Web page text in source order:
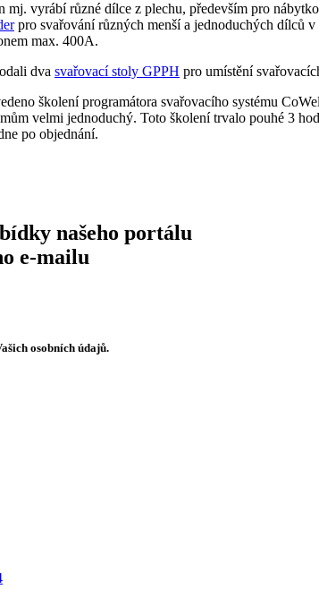
vyrábí různé dílce z plechu, především pro
pro svařování různých menší a jednoduchých dílců
max. 400A.
dva svařovací stoly GPPH pro umístění
školení programátora svařovacího systému
velmi jednoduchý. Toto školení trvalo pouhé 3
po objednání.
našeho portálu
e-mailu
osobních údajů.